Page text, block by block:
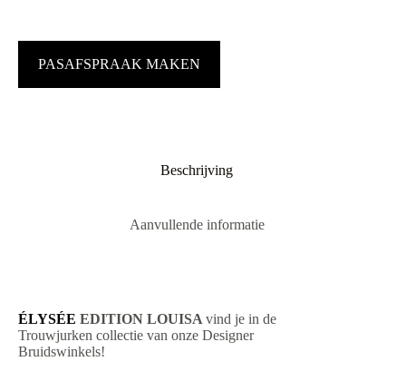
PASAFSPRAAK MAKEN
Beschrijving
Aanvullende informatie
ÉLYSÉE EDITION LOUISA vind je in de
Trouwjurken collectie van onze Designer
Bruidswinkels!